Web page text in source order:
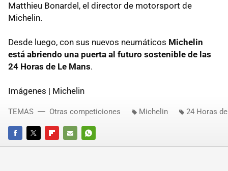
Matthieu Bonardel, el director de motorsport de
Michelin.
Desde luego, con sus nuevos neumáticos Michelin
está abriendo una puerta al futuro sostenible de las
24 Horas de Le Mans.
Imágenes | Michelin
FACEBOOKTWITTERFLIPBOARD
E-
WHATSAPP
TEMAS Otras competiciones Michelin 24 Horas